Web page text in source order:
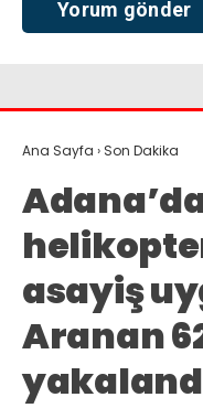
Ana Sayfa › Son Dakika
asayiş
Aranan